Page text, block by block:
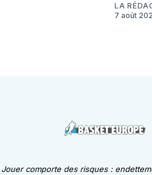
LA
7 août
comporte des risques :